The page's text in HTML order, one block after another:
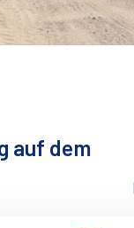
auf dem